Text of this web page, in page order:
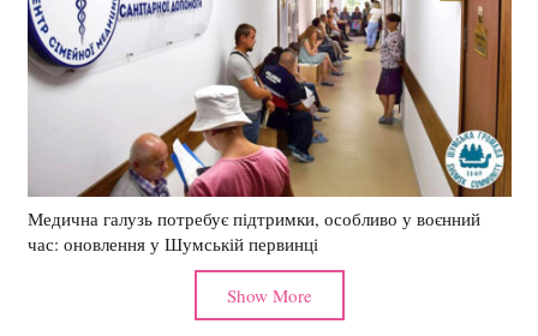
Медична галузь потребує підтримки, особливо у воєнний
час: оновлення у Шумській первинці
Show More